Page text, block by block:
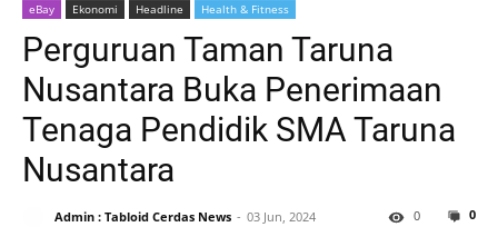
eBay Ekonomi Headline Health & Fitness
Perguruan Taman Taruna
Nusantara Buka Penerimaan
Tenaga Pendidik SMA Taruna
Nusantara
Admin : Tabloid Cerdas News 03 Jun, 2024 0
0